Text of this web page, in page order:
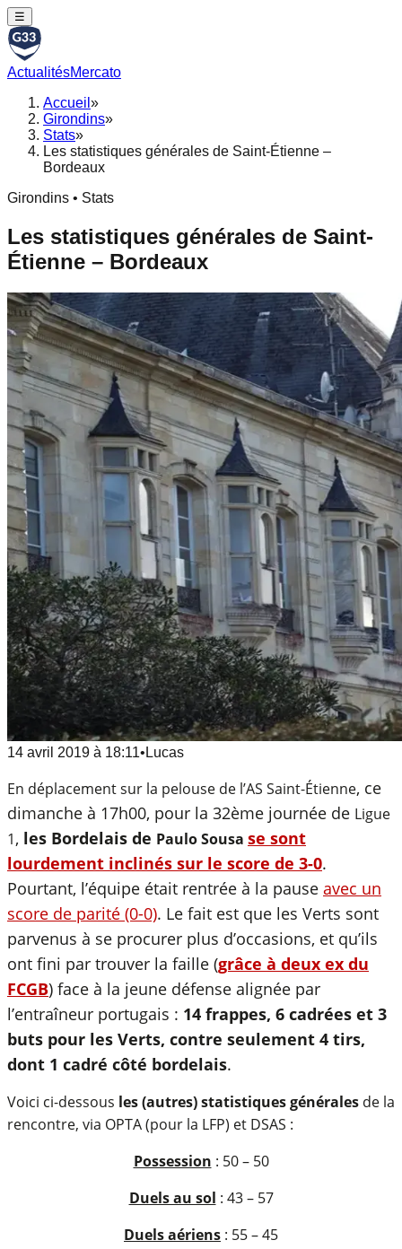
☰
ActualitésMercato
Accueil »
Girondins»
Stats»
Les statistiques générales de Saint-Étienne –
Bordeaux
Girondins • Stats
Les statistiques générales de Saint-
Étienne – Bordeaux
14 avril 2019 à 18:11• Lucas
En déplacement sur la pelouse de l’AS Saint-Étienne, ce
dimanche à 17h00, pour la 32ème journée de Ligue
1, les Bordelais de Paulo Sousa se sont
lourdement inclinés sur le score de 3-0.
Pourtant, l’équipe était rentrée à la pause avec un
score de parité (0-0). Le fait est que les Verts sont
parvenus à se procurer plus d’occasions, et qu’ils
ont fini par trouver la faille (grâce à deux ex du
FCGB) face à la jeune défense alignée par
l’entraîneur portugais : 14 frappes, 6 cadrées et 3
buts pour les Verts, contre seulement 4 tirs,
dont 1 cadré côté bordelais.
Voici ci-dessous les (autres) statistiques générales de la
rencontre, via OPTA (pour la LFP) et DSAS :
Possession : 50 – 50
Duels au sol : 43 – 57
Duels aériens : 55 – 45